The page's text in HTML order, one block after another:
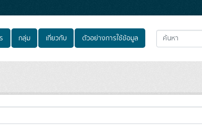
กลุ่ม เกี่ยวกับ ตัวอย่างการใช้ข้อมูล